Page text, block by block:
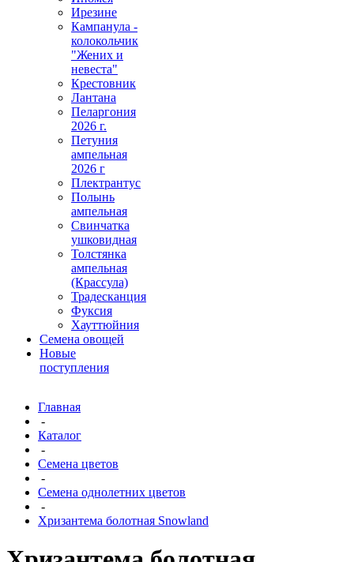
Ирезине
Кампанула -
колокольчик
"Жених и
невеста"
Крестовник
Лантана
Пеларгония
2026 г.
Петуния
ампельная
2026 г
Плектрантус
Полынь
ампельная
Свинчатка
ушковидная
Толстянка
ампельная
(Крассула)
Традесканция
Фуксия
Хауттюйния
Семена овощей
Новые
поступления
Главная
-
Каталог
-
Семена цветов
-
Семена однолетних цветов
-
Хризантема болотная Snowland